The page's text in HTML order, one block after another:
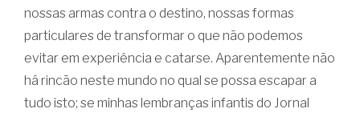
nossas armas contra o destino, nossas formas
particulares de transformar o que não podemos
evitar em experiência e catarse. Aparentemente não
há rincão neste mundo no qual se possa escapar a
tudo isto; se minhas lembranças infantis do Jornal